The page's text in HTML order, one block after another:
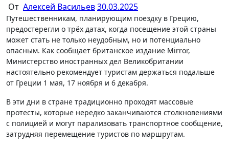
От Алексей Васильев30.03.2025
Путешественникам, планирующим поездку в Грецию,
предостерегли о трёх датах, когда посещение этой страны
может стать не только неудобным, но и потенциально
опасным. Как сообщает британское издание Mirror,
Министерство иностранных дел Великобритании
настоятельно рекомендует туристам держаться подальше
от Греции 1 мая, 17 ноября и 6 декабря.
В эти дни в стране традиционно проходят массовые
протесты, которые нередко заканчиваются столкновениями
с полицией и могут парализовать транспортное сообщение,
затрудняя перемещение туристов по маршрутам.